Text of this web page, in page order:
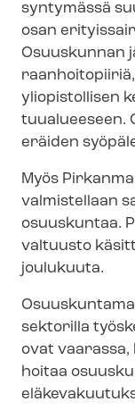
syntymässä
osan
Osuuskunnan
yliopistollisen
tuu­alu­ee­seen.
eräiden
Myös
valmistellaan
osuuskuntaa.
valtuusto
joulukuuta.
sektorilla
ovat vaarassa,
hoitaa